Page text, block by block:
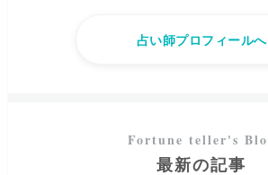
占い師プロフィールへ
最新の記事